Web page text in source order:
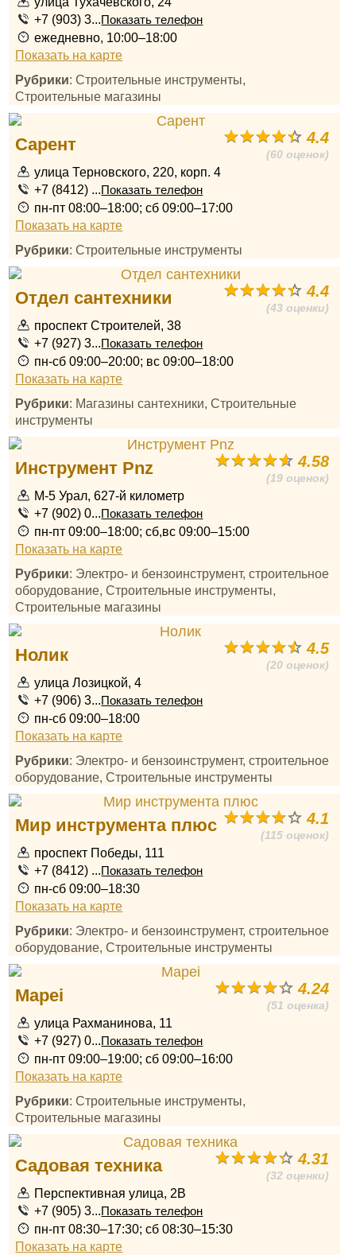
+7 (903) 3...Показать телефон
ежедневно, 10:00–18:00
Показать на карте
Рубрики: Строительные инструменты,
Строительные магазины
4.4
(60 оценок)
Сарент
улица Терновского, 220, корп. 4
+7 (8412) ...Показать телефон
пн-пт 08:00–18:00; сб 09:00–17:00
Показать на карте
Рубрики: Строительные инструменты
4.4
(43 оценки)
Отдел сантехники
проспект Строителей, 38
+7 (927) 3...Показать телефон
пн-сб 09:00–20:00; вс 09:00–18:00
Показать на карте
Рубрики: Магазины сантехники, Строительные
инструменты
4.58
(19 оценок)
Инструмент Pnz
М-5 Урал, 627-й километр
+7 (902) 0...Показать телефон
пн-пт 09:00–18:00; сб,вс 09:00–15:00
Показать на карте
Рубрики: Электро- и бензоинструмент, строительное
оборудование, Строительные инструменты,
Строительные магазины
4.5
(20 оценок)
Нолик
улица Лозицкой, 4
+7 (906) 3...Показать телефон
пн-сб 09:00–18:00
Показать на карте
Рубрики: Электро- и бензоинструмент, строительное
оборудование, Строительные инструменты
4.1
(115 оценок)
Мир инструмента плюс
проспект Победы, 111
+7 (8412) ...Показать телефон
пн-сб 09:00–18:30
Показать на карте
Рубрики: Электро- и бензоинструмент, строительное
оборудование, Строительные инструменты
4.24
(51 оценка)
Mapei
улица Рахманинова, 11
+7 (927) 0...Показать телефон
пн-пт 09:00–19:00; сб 09:00–16:00
Показать на карте
Рубрики: Строительные инструменты,
Строительные магазины
4.31
(32 оценки)
Садовая техника
Перспективная улица, 2В
+7 (905) 3...Показать телефон
пн-пт 08:30–17:30; сб 08:30–15:30
Показать на карте